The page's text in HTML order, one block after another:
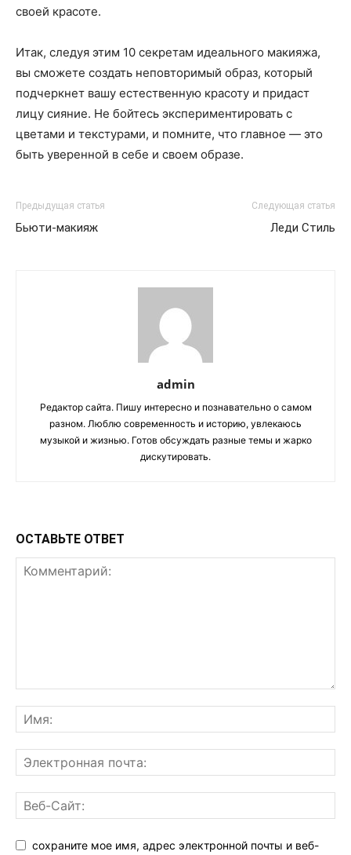
своей красоте.
Итак, следуя этим 10 секретам идеального макияжа,
вы сможете создать неповторимый образ, который
подчеркнет вашу естественную красоту и придаст
лицу сияние. Не бойтесь экспериментировать с
цветами и текстурами, и помните, что главное — это
быть уверенной в себе и своем образе.
Предыдущая статья
Бьюти-макияж
Следующая статья
Леди Стиль
admin
Редактор сайта. Пишу интересно и познавательно о самом
разном. Люблю современность и историю, увлекаюсь
музыкой и жизнью. Готов обсуждать разные темы и жарко
дискутировать.
ОСТАВЬТЕ ОТВЕТ
сохраните мое имя, адрес электронной почты и веб-